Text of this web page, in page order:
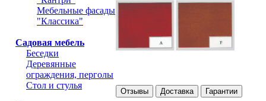
Мебельные фасады
"Классика"
Садовая мебель
Беседки
Деревянные
ограждения, перголы
Стол и стулья
Отзывы Доставка Гарантии